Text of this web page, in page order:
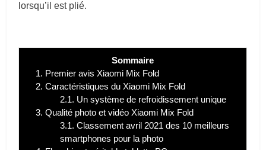
lorsqu’il est plié.
Sommaire
1. Premier avis Xiaomi Mix Fold
2. Caractéristiques du Xiaomi Mix Fold
2.1. Un système de refroidissement unique
3. Qualité photo et vidéo Xiaomi Mix Fold
3.1. Classement avril 2021 des 10 meilleurs
smartphones pour la photo